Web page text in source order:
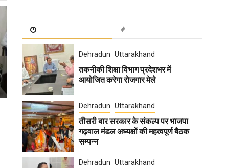
Dehradun Uttarakhand
तकनीकी शिक्षा विभाग प्रदेशभर में
आयोजित करेगा रोजगार मेले
Dehradun Uttarakhand
तीसरी बार सरकार के संकल्प पर भाजपा
गढ़वाल मंडल अध्यक्षों की महत्वपूर्ण बैठक
सम्पन्न
Dehradun Uttarakhand